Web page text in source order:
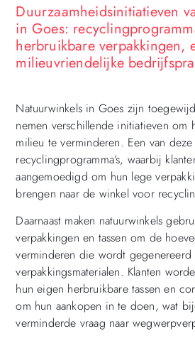
Duurzaamheidsinitiatieven
in Goes:
herbruikbare verpakkingen,
milieuvriendelijke
Natuurwinkels in Goes zijn
nemen verschillende initiatieven om
milieu te verminderen. Een van
recyclingprogramma’s, waarbij
aangemoedigd om hun lege
brengen naar de winkel voor
Daarnaast maken natuurwinkels
verpakkingen en tassen om de
verminderen die wordt
verpakkingsmaterialen. Klanten
hun eigen herbruikbare tassen en
om hun aankopen in te doen, wat
verminderde vraag naar